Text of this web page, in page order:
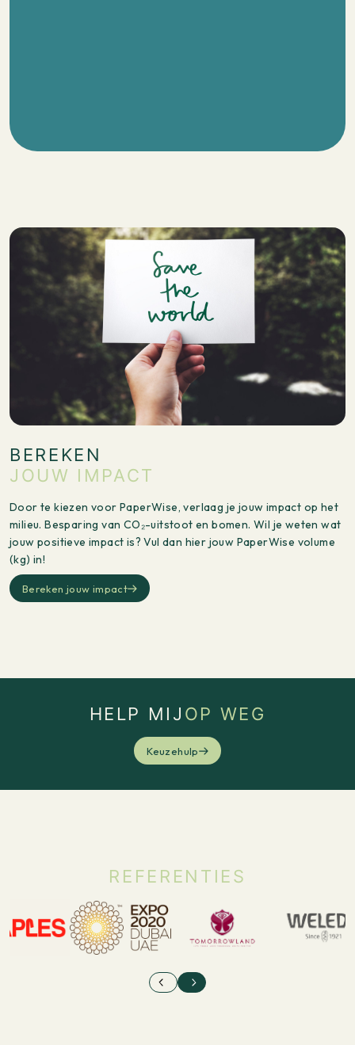
BEREKEN
JOUW IMPACT
Door te kiezen voor PaperWise, verlaag je jouw impact op het
milieu. Besparing van CO₂-uitstoot en bomen. Wil je weten wat
jouw positieve impact is? Vul dan hier jouw PaperWise volume
(kg) in!
Bereken jouw impact
HELP MIJ OP WEG
Keuzehulp
REFERENTIES